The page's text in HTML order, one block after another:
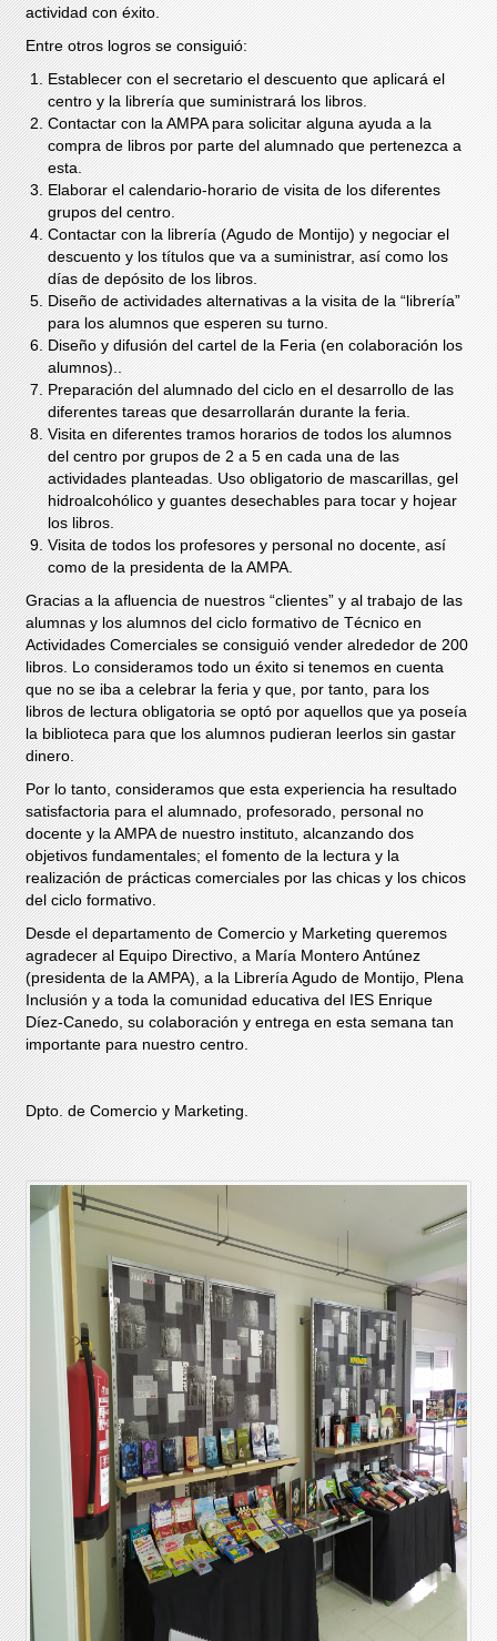
actividad con éxito.
Entre otros logros se consiguió:
Establecer con el secretario el descuento que aplicará el
centro y la librería que suministrará los libros.
Contactar con la AMPA para solicitar alguna ayuda a la
compra de libros por parte del alumnado que pertenezca a
esta.
Elaborar el calendario-horario de visita de los diferentes
grupos del centro.
Contactar con la librería (Agudo de Montijo) y negociar el
descuento y los títulos que va a suministrar, así como los
días de depósito de los libros.
Diseño de actividades alternativas a la visita de la “librería”
para los alumnos que esperen su turno.
Diseño y difusión del cartel de la Feria (en colaboración los
alumnos)..
Preparación del alumnado del ciclo en el desarrollo de las
diferentes tareas que desarrollarán durante la feria.
Visita en diferentes tramos horarios de todos los alumnos
del centro por grupos de 2 a 5 en cada una de las
actividades planteadas. Uso obligatorio de mascarillas, gel
hidroalcohólico y guantes desechables para tocar y hojear
los libros.
Visita de todos los profesores y personal no docente, así
como de la presidenta de la AMPA.
Gracias a la afluencia de nuestros “clientes” y al trabajo de las
alumnas y los alumnos del ciclo formativo de Técnico en
Actividades Comerciales se consiguió vender alrededor de 200
libros. Lo consideramos todo un éxito si tenemos en cuenta
que no se iba a celebrar la feria y que, por tanto, para los
libros de lectura obligatoria se optó por aquellos que ya poseía
la biblioteca para que los alumnos pudieran leerlos sin gastar
dinero.
Por lo tanto, consideramos que esta experiencia ha resultado
satisfactoria para el alumnado, profesorado, personal no
docente y la AMPA de nuestro instituto, alcanzando dos
objetivos fundamentales; el fomento de la lectura y la
realización de prácticas comerciales por las chicas y los chicos
del ciclo formativo.
Desde el departamento de Comercio y Marketing queremos
agradecer al Equipo Directivo, a María Montero Antúnez
(presidenta de la AMPA), a la Librería Agudo de Montijo, Plena
Inclusión y a toda la comunidad educativa del IES Enrique
Díez-Canedo, su colaboración y entrega en esta semana tan
importante para nuestro centro.
Dpto. de Comercio y Marketing.